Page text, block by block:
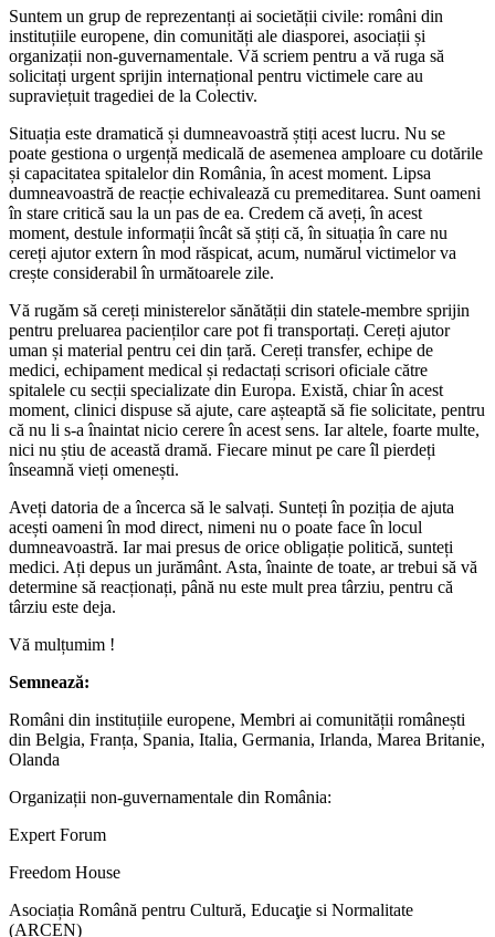
Suntem un grup de reprezentanți ai societății civile: români din
instituțiile europene, din comunități ale diasporei, asociații și
organizații non-guvernamentale. Vă scriem pentru a vă ruga să
solicitați urgent sprijin internațional pentru victimele care au
supraviețuit tragediei de la Colectiv.
Situația este dramatică și dumneavoastră știți acest lucru. Nu se
poate gestiona o urgență medicală de asemenea amploare cu dotările
și capacitatea spitalelor din România, în acest moment. Lipsa
dumneavoastră de reacție echivalează cu premeditarea. Sunt oameni
în stare critică sau la un pas de ea. Credem că aveți, în acest
moment, destule informații încât să știți că, în situația în care nu
cereți ajutor extern în mod răspicat, acum, numărul victimelor va
crește considerabil în următoarele zile.
Vă rugăm să cereți ministerelor sănătății din statele-membre sprijin
pentru preluarea pacienților care pot fi transportați. Cereți ajutor
uman și material pentru cei din țară. Cereți transfer, echipe de
medici, echipament medical și redactați scrisori oficiale către
spitalele cu secții specializate din Europa. Există, chiar în acest
moment, clinici dispuse să ajute, care așteaptă să fie solicitate, pentru
că nu li s-a înaintat nicio cerere în acest sens. Iar altele, foarte multe,
nici nu știu de această dramă. Fiecare minut pe care îl pierdeți
înseamnă vieți omenești.
Aveți datoria de a încerca să le salvați. Sunteți în poziția de ajuta
acești oameni în mod direct, nimeni nu o poate face în locul
dumneavoastră. Iar mai presus de orice obligație politică, sunteți
medici. Ați depus un jurământ. Asta, înainte de toate, ar trebui să vă
determine să reacționați, până nu este mult prea târziu, pentru că
târziu este deja.
Vă mulțumim !
Semnează:
Români din instituțiile europene, Membri ai comunității românești
din Belgia, Franța, Spania, Italia, Germania, Irlanda, Marea Britanie,
Olanda
Organizații non-guvernamentale din România:
Expert Forum
Freedom House
Asociația Română pentru Cultură, Educaţie si Normalitate
(ARCEN)